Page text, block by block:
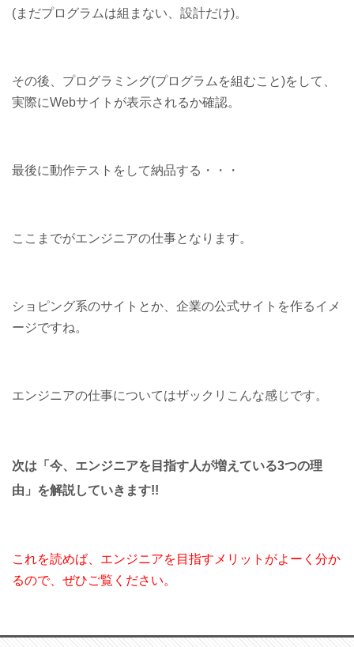
(まだプログラムは組まない、設計だけ)。
その後、プログラミング(プログラムを組むこと)をして、
実際にWebサイトが表示されるか確認。
最後に動作テストをして納品する・・・
ここまでがエンジニアの仕事となります。
ショピング系のサイトとか、企業の公式サイトを作るイメ
ージですね。
エンジニアの仕事についてはザックリこんな感じです。
次は「今、エンジニアを目指す人が増えている3つの理
由」を解説していきます!!
これを読めば、エンジニアを目指すメリットがよーく分か
るので、ぜひご覧ください。